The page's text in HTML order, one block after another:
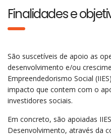
Finalidades e
São suscetíveis de apoio as
desenvolvimento e/ou
Empreendedorismo Social
impacto que contem com o
investidores sociais.
Em concreto, são apoiadas
Desenvolvimento, através da